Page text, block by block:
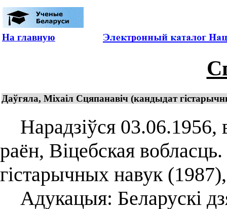
На главную
Даўгяла, Міхаіл Сцяпанавіч (кандыдат
Нарадзіўся 03.06.1956,
раён, Віцебская
гістарычных навук
Адукацыя: Беларускі